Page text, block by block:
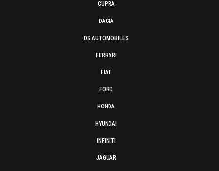
CUPRA
DACIA
DS AUTOMOBILES
FERRARI
FIAT
FORD
HONDA
HYUNDAI
INFINITI
JAGUAR